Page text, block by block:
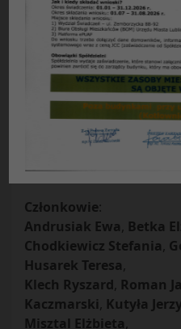
Protokół
z posiedzenia
Spółdzielni
w Lublinie z
Obecni:
Przewodniczący Rady –
Zastępcy
Sekretarz –
Członkowie:
Andrusiak Ewa, Betka
Chodkiewicz Stefania,
Husarek Teresa,
Klech Ryszard, Roman
Kaczmarski, Kutyła
Misztal Elżbieta,